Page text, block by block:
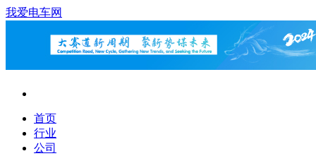
我爱电车网
首页
行业
公司